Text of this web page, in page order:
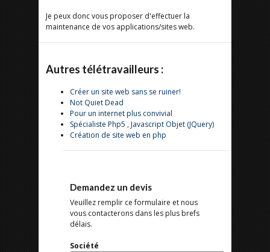
Je peux donc vous proposer d'effectuer la
maintenance de vos applications/sites web.
Autres télétravailleurs :
Créer un site web sans se ruiner!
Not Quiet Dead
Pour un internet plus convivial
Spécialiste Php5 , Javascript Objet (JQuery)
Création de site web en php
Demandez un devis
Veuillez remplir ce formulaire et nous
vous contacterons dans les plus brefs
délais.
Société